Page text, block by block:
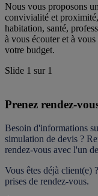
Nous vous proposons un
convivialité et proximité,
habitation, santé,
à vous écouter et à
votre budget.
Slide 1 sur 1
Prenez rendez-
Besoin d'informations
simulation de devis ?
rendez-vous avec l'un
Vous êtes déjà client(e)
prises de rendez-vous.